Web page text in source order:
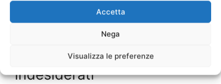
Accetta
Nega
Visualizza le preferenze
gli uccelli o l’ambiente.
Tecniche di cattura per
rimuovere gli uccelli
indesiderati